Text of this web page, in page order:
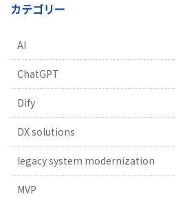
カテゴリー
AI
ChatGPT
Dify
DX solutions
legacy system modernization
MVP